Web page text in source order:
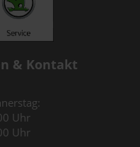
& Kontakt
Uhr
Uhr